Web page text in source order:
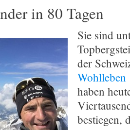
in 80 Tagen
Sie sind
der
Wohlleben
haben
bestiegen,